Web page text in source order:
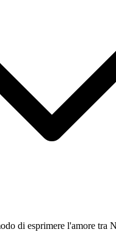
di esprimere l'amore tra